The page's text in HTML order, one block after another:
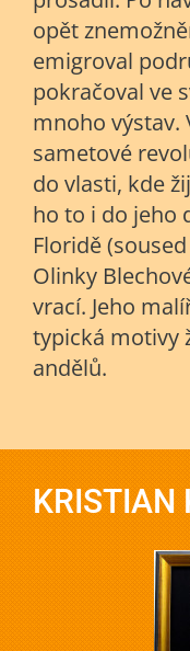
opět
emigroval
pokračoval ve
mnoho výstav.
sametové
do vlasti, kde
ho to i do jeho
Floridě
Olinky
vrací. Jeho
typická motivy
andělů.
KRISTIAN